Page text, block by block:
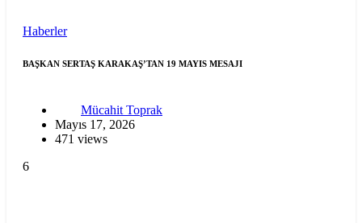
Haberler
BAŞKAN SERTAŞ KARAKAŞ’TAN 19 MAYIS MESAJI
Mücahit Toprak
Mayıs 17, 2026
471 views
6